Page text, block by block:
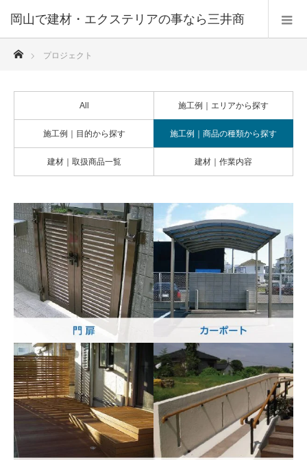
プロジェクト
All 施工例｜エリアから探す
施工例｜目的から探す 施工例｜商品の種類から探す
建材｜取扱商品一覧 建材｜作業内容
門扉 カーポート